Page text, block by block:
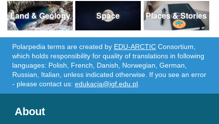
Land & Geology Space Places & Stories
Polarpedia terms are created by EDU-ARCTIC Consortium,
which holds responsibility for quality of translations in following
languages: Polish, French, Danish, Norwegian, German,
Russian, Italian, unless indicated otherwise. If you see an error
- please contact us: edukacja@igf.edu.pl
About